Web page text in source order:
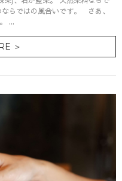
らではの風合いです。 さあ、
...
＞